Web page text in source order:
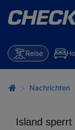
Reise
Nachrichten
Island